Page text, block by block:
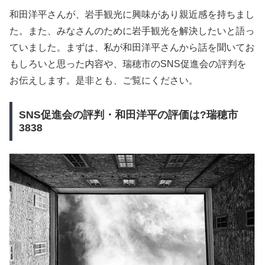
和田洋平さんが、岩手観光に興味があり親近感を持ちまし
た。また、みなさんのために岩手観光を解決したいと語っ
ていました。まずは、私が和田洋平さんから話を聞いてお
もしろいと思った内容や、瑞穂市のSNS促進会の評判を
お伝えします。是非とも、ご覧にください。
SNS促進会の評判・和田洋平の評価は?瑞穂市
3838